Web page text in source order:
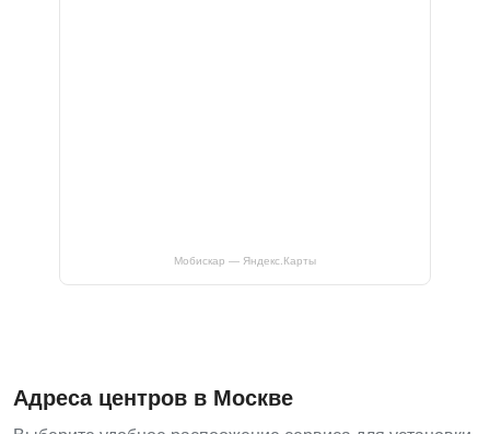
Мобискар — Яндекс.Карты
Адреса центров в Москве